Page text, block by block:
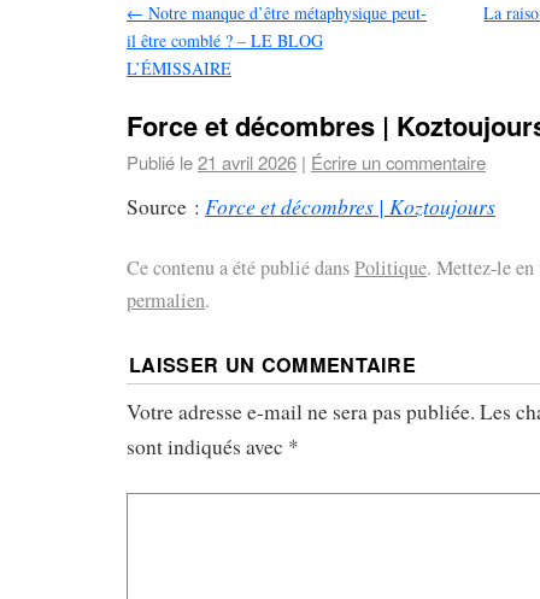
← Notre manque d’être métaphysique peut-
il être comblé ? – LE BLOG
L’ÉMISSAIRE
La
Force et décombres |
Publié le21 avril 2026 | Écrire un commentaire
Source : Force et décombres | Koztoujours
Ce contenu a été publié dansPolitique. Mettez-le en
permalien.
LAISSER UN COMMENTAIRE
Votre adresse e-mail ne sera pas publiée. Les
sont indiqués avec *